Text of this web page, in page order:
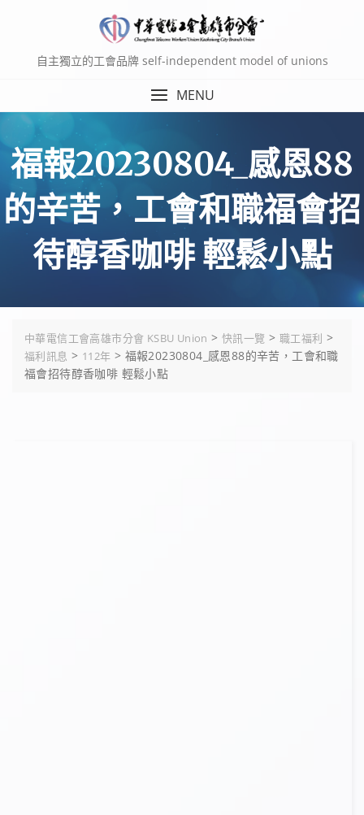
自主獨立的工會品牌 self-independent model of unions
MENU
福報20230804_感恩88
的辛苦，工會和職福會招
待醇香咖啡 輕鬆小點
中華電信工會高雄市分會 KSBU Union >快訊一覽 > 職工福利 >
福利訊息 > 112年 > 福報20230804_感恩88的辛苦，工會和職
福會招待醇香咖啡 輕鬆小點